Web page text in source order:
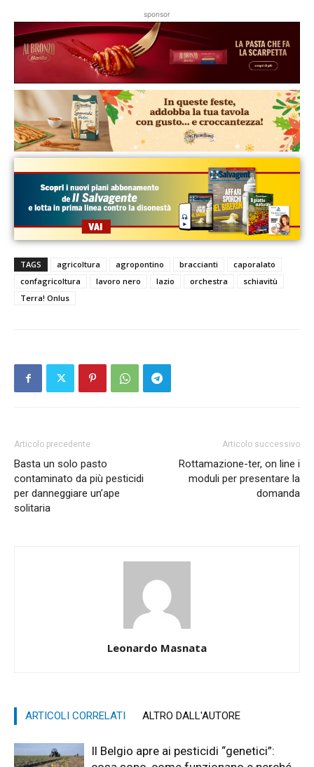
sponsor
TAGS agricoltura agropontino braccianti
caporalato
confagricoltura
lavoro nero lazio orchestra
schiavitù
Terra! Onlus
Articolo precedente
Basta un solo pasto
contaminato da più pesticidi
per danneggiare un’ape
solitaria
Articolo successivo
Rottamazione-ter, on line i
moduli per presentare la
domanda
Leonardo Masnata
ARTICOLI CORRELATI ALTRO DALL'AUTORE
Il Belgio apre ai pesticidi “genetici”: